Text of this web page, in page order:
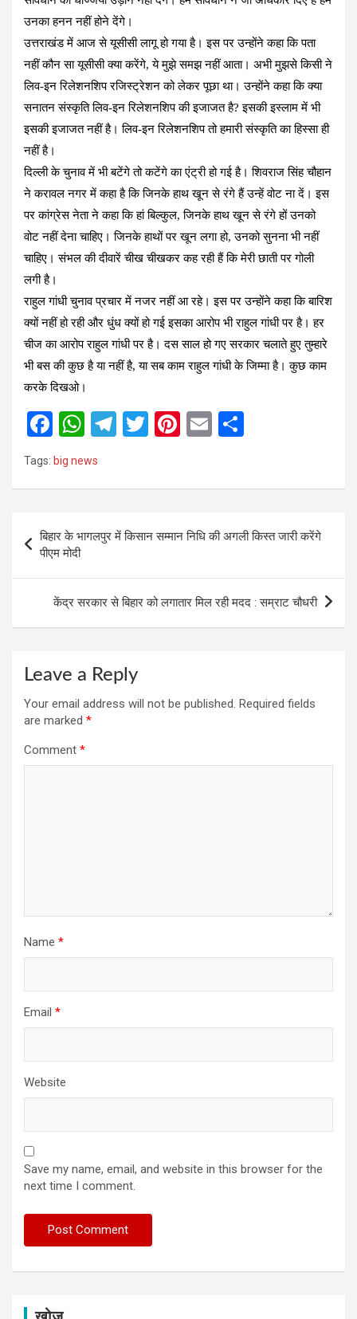
उनका हनन नहीं होने देंगे।
उत्तराखंड में आज से यूसीसी लागू हो गया है। इस पर उन्होंने कहा कि पता
नहीं कौन सा यूसीसी क्या करेंगे, ये मुझे समझ नहीं आता। अभी मुझसे किसी ने
लिव-इन रिलेशनशिप रजिस्ट्रेशन को लेकर पूछा था। उन्होंने कहा कि क्या
सनातन संस्कृति लिव-इन रिलेशनशिप की इजाजत है? इसकी इस्लाम में भी
इसकी इजाजत नहीं है। लिव-इन रिलेशनशिप तो हमारी संस्कृति का हिस्सा ही
नहीं है।
दिल्ली के चुनाव में भी बटेंगे तो कटेंगे का एंट्री हो गई है। शिवराज सिंह चौहान
ने करावल नगर में कहा है कि जिनके हाथ खून से रंगे हैं उन्हें वोट ना दें। इस
पर कांग्रेस नेता ने कहा कि हां बिल्कुल, जिनके हाथ खून से रंगे हों उनको
वोट नहीं देना चाहिए। जिनके हाथों पर खून लगा हो, उनको सुनना भी नहीं
चाहिए। संभल की दीवारें चीख चीखकर कह रही हैं कि मेरी छाती पर गोली
लगी है।
राहुल गांधी चुनाव प्रचार में नजर नहीं आ रहे। इस पर उन्होंने कहा कि बारिश
क्यों नहीं हो रही और धुंध क्यों हो गई इसका आरोप भी राहुल गांधी पर है। हर
चीज का आरोप राहुल गांधी पर है। दस साल हो गए सरकार चलाते हुए तुम्हारे
भी बस की कुछ है या नहीं है, या सब काम राहुल गांधी के जिम्मा है। कुछ काम
करके दिखओ।
F
a
ce
o
o
k
W
at
A
p
T
a
T
Pi
t
E
Tags: big news
navigation
बिहार के भागलपुर में किसान सम्मान निधि की अगली किस्त जारी करेंगे
पीएम मोदी
केंद्र सरकार से बिहार को लगातार मिल रही मदद : सम्राट चौधरी
Leave a Reply
Your email address will not be published. Required fields
are marked *
Comment *
Name *
Email *
Website
Save my name, email, and website in this browser for the
next time I comment.